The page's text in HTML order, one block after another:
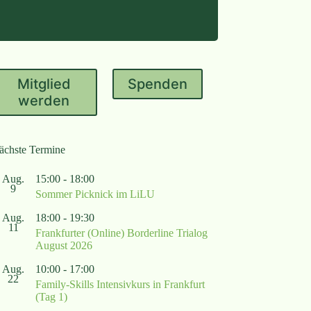
Mitglied
werden
Spenden
Termine
Aug.
9
15:00 - 18:00
Sommer Picknick im LiLU
Aug.
11
18:00 - 19:30
Frankfurter (Online) Borderline Trialog
August 2026
Aug.
22
10:00 - 17:00
Family-Skills Intensivkurs in Frankfurt
(Tag 1)